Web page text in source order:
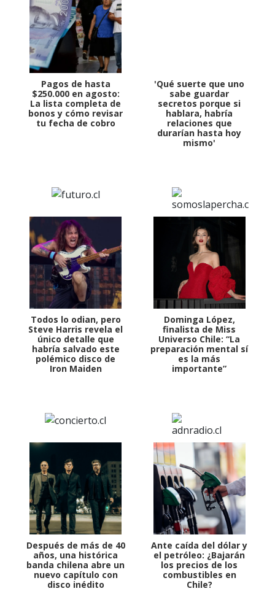
Pagos de hasta
$250.000 en agosto:
La lista completa de
bonos y cómo revisar
tu fecha de cobro
'Qué suerte que uno
sabe guardar
secretos porque si
hablara, habría
relaciones que
durarían hasta hoy
mismo'
Todos lo odian, pero
Steve Harris revela el
único detalle que
habría salvado este
polémico disco de
Iron Maiden
Dominga López,
finalista de Miss
Universo Chile: “La
preparación mental sí
es la más
importante”
Después de más de 40
años, una histórica
banda chilena abre un
nuevo capítulo con
disco inédito
Ante caída del dólar y
el petróleo: ¿Bajarán
los precios de los
combustibles en
Chile?